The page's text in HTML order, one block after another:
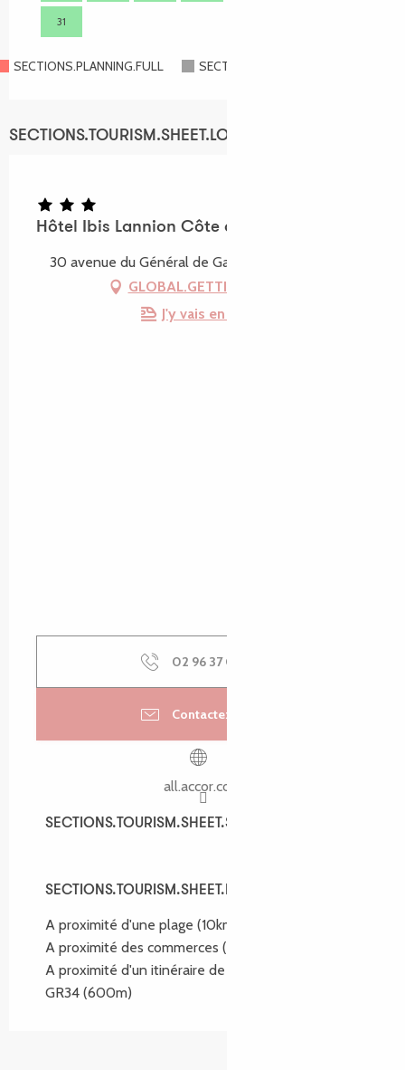
31
SECTIONS.PLANNING.FULL SECTIONS.PLANNING.CLOSED
SECTIONS.TOURISM.SHEET.LOCATION
Hôtel Ibis Lannion Côte de Granit Rose
30 avenue du Général de Gaulle, 22300 Lannion
GLOBAL.GETTING_THERE
J'y vais en train !
02 96 37 03
Contactez-nous
all.accor.com
SECTIONS.TOURISM.SHEET.SPOKEN_LANGUAGES
SECTIONS.TOURISM.SHEET.SPOKEN_LANGUAGES
SECTIONS.TOURISM.SHEET.ENVIRONMENT
SECTIONS.TOURISM.SHEET.ENVIRONMENT
A proximité d'une plage (10km)
A proximité des commerces (300m)
A proximité d'un itinéraire de randonnée :
GR34 (600m)